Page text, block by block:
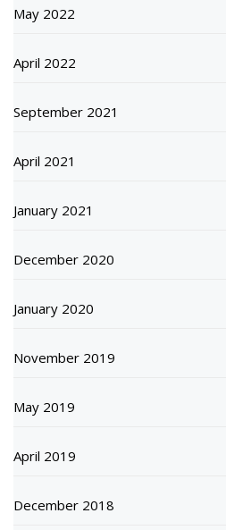
May 2022
April 2022
September 2021
April 2021
January 2021
December 2020
January 2020
November 2019
May 2019
April 2019
December 2018